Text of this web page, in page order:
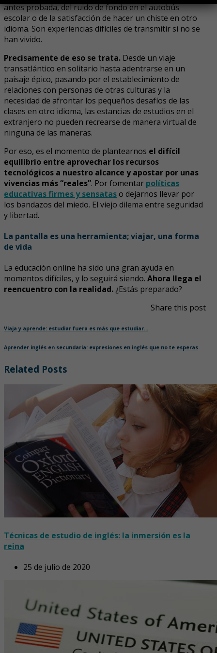
antes probada, del ruido de fondo en el autobús
escolar o de la satisfacción de hacer un chiste en otro
idioma. Son experiencias difíciles de transmitir si no se
han vivido.
Precisamente de eso se trata. Desde un viaje
transatlántico en solitario hasta adentrarse en un
paisaje épico, pasando por el establecimiento de
relaciones con personas de otras culturas y la
necesidad de afrontar los pequeños desafíos de las
clases en otro idioma, las estancias de estudios en el
extranjero no pueden recrearse de manera virtual de
ninguna de las maneras.
Por eso, es el momento de plantearnos el difícil
equilibrio entre aprovechar los recursos
tecnológicos a nuestro alcance y apostar por unas
vivencias más “reales”. Por fomentar políticas
educativas firmes y sensataso dejarnos llevar por
los bandazos del miedo. El viejo dilema entre seguridad
y libertad.
La pantalla es una herramienta; viajar, una forma
de vida
La educación online ha sido una gran ayuda en
momentos difíciles, y lo seguirá siendo. Ahora llega el
reencuentro con la realidad. ¿Estás preparado?
Share this post
Viaja y aprende: estudiar fuera es más que estudiar…
Aprender inglés en secundaria: expresiones en inglés que no te esperas
Related Posts
Técnicas de estudio de inglés: la inmersión es la
reina
25 de julio de 2020